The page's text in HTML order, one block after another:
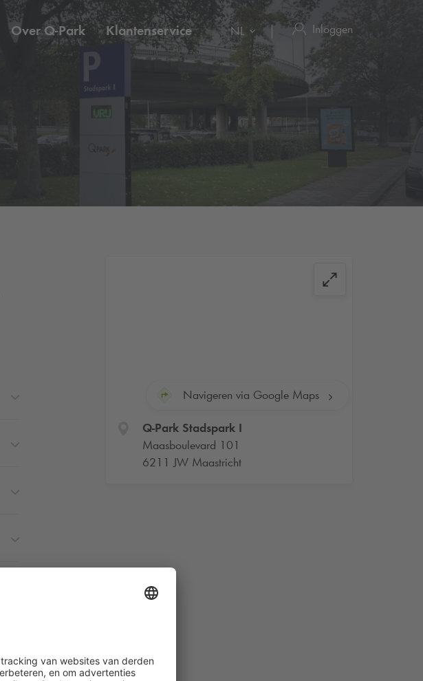
OverQ-Park Klantenservice NL Inloggen
Navigeren via Google Maps
Q-ParkStadspark I
Maasboulevard 101
6211 JW Maastricht